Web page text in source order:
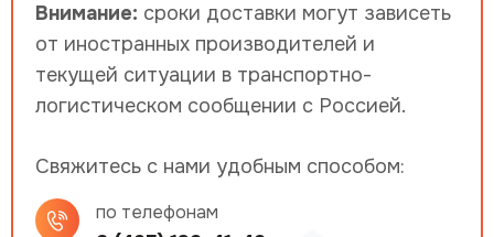
Внимание: сроки доставки могут зависеть
от иностранных производителей и
текущей ситуации в транспортно-
логистическом сообщении с Россией.
Свяжитесь с нами удобным способом:
по телефонам